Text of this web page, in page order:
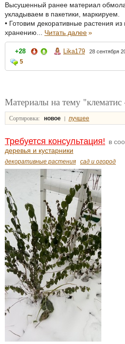
Высушенный ранее материал
укладываем в пакетики, маркируем.
• Готовим декоративные растения
хранению... Читать далее»
+28 Lika179 28 сентября
5
Материалы на тему "клематис
Сортировка: новое | лучшее
Требуется консультация! в
деревья и кустарники
декоративные растения сад и огород